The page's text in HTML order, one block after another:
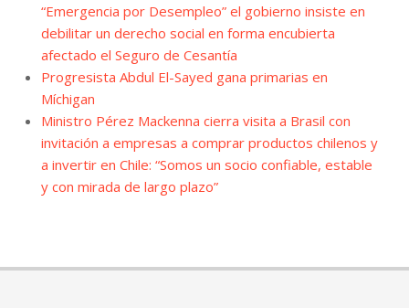
“Emergencia por Desempleo” el gobierno insiste en
debilitar un derecho social en forma encubierta
afectado el Seguro de Cesantía
Progresista Abdul El-Sayed gana primarias en
Míchigan
Ministro Pérez Mackenna cierra visita a Brasil con
invitación a empresas a comprar productos chilenos y
a invertir en Chile: “Somos un socio confiable, estable
y con mirada de largo plazo”